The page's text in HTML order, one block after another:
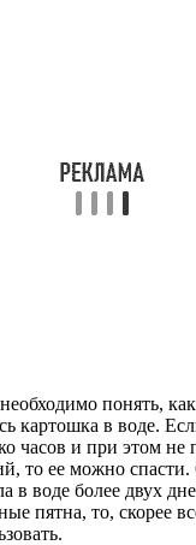
понять,
картошка в воде.
часов и при этом не
то ее можно спасти.
в воде более двух
пятна, то, скорее